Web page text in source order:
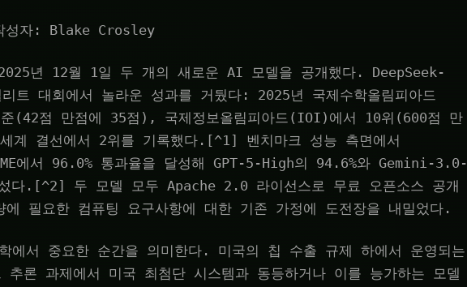
성자: Blake Crosley
년 12월 1일 두 개의 새로운 AI 모델을 공개했다. DeepSeek-
트 대회에서 놀라운 성과를 거뒀다: 2025년 국제수학올림피아드
(42점 만점에 35점), 국제정보올림피아드(IOI)에서 10위(600점 만
계 결선에서 2위를 기록했다.[^1] 벤치마크 성능 측면에서
에서 96.0% 통과율을 달성해 GPT-5-High의 94.6%와 Gemini-3.0-
다.[^2] 두 모델 모두 Apache 2.0 라이선스로 무료 오픈소스 공개
필요한 컴퓨팅 요구사항에 대한 기존 가정에 도전장을 내밀었다.
에서 중요한 순간을 의미한다. 미국의 칩 수출 규제 하에서 운영되는
추론 과제에서 미국 최첨단 시스템과 동등하거나 이를 능가하는 모델